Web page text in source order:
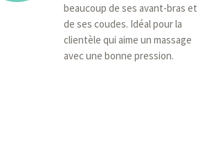
beaucoup de ses avant-bras et
de ses coudes. Idéal pour la
clientèle qui aime un massage
avec une bonne pression.